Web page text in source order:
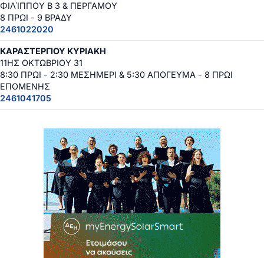
ΦΙΛΊΠΠΟΥ Β 3 & ΠΕΡΓΑΜΟΥ
8 ΠΡΩΙ - 9 ΒΡΑΔΥ
2461022020
ΚΑΡΑΣΤΕΡΓΙΟΥ ΚΥΡΙΑΚΗ
11ΗΣ ΟΚΤΩΒΡΙΟΥ 31
8:30 ΠΡΩΙ - 2:30 ΜΕΣΗΜΕΡΙ & 5:30 ΑΠΟΓΕΥΜΑ - 8 ΠΡΩΙ
ΕΠΟΜΕΝΗΣ
2461041705